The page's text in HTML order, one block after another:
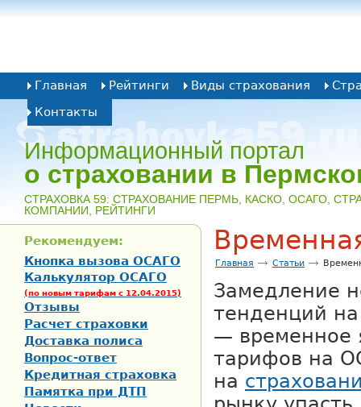
Информационный портал
о страховании в
CТРАХОВКА 59: СТРАХОВАНИЕ ПЕРМЬ, КАСКО, ОСАГО,
КОМПАНИИ, РЕЙТИНГИ
Главная Рейтинги Виды страхования
Контакты
Главная Статьи
Замедление
тенденций
— временное
тарифов на
на
Рекомендуем:
Кнопка вызова ОСАГО
Калькулятор ОСАГО
(по новым тарифам с 12.04.2015)
Отзывы
Расчет страховки
Доставка полиса
Вопрос-ответ
Кредитная страховка
Памятка при ДТП